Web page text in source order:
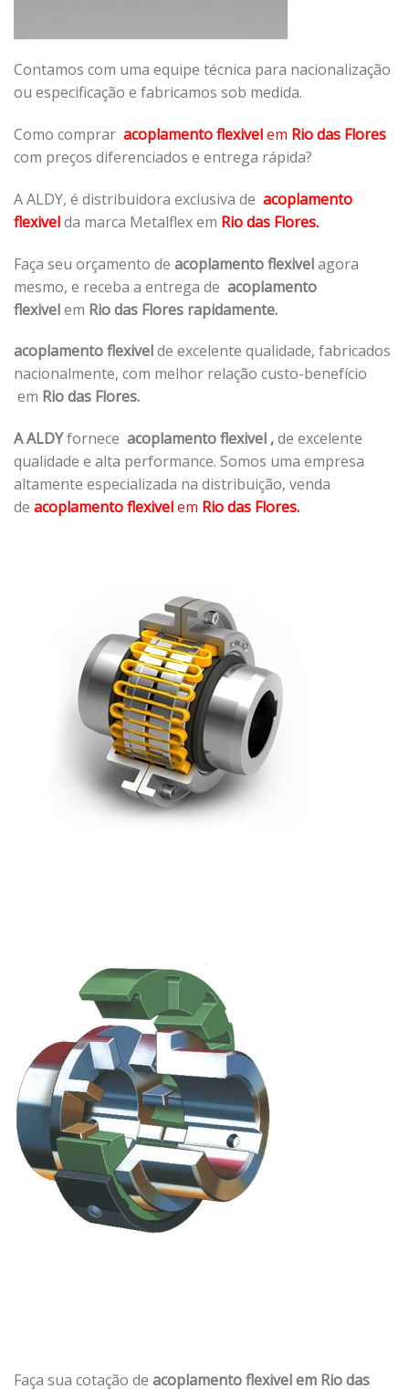
Contamos com uma equipe técnica para nacionalização
ou especificação e fabricamos sob medida.
Como comprar acoplamento flexivelem Rio das Flores
com preços diferenciados e entrega rápida?
A ALDY, é distribuidora exclusiva de acoplamento
flexivelda marca Metalflex em Rio das Flores.
Faça seu orçamento de acoplamento flexivelagora
mesmo, e receba a entrega de acoplamento
flexivelem Rio das Flores rapidamente.
acoplamento flexivelde excelente qualidade, fabricados
nacionalmente, com melhor relação custo-benefício
em Rio das Flores.
A ALDYfornece acoplamento flexivel ,de excelente
qualidade e alta performance. Somos uma empresa
altamente especializada na distribuição, venda
de acoplamento flexivelem Rio das Flores.
Faça sua cotação de acoplamento flexivel em Rio das